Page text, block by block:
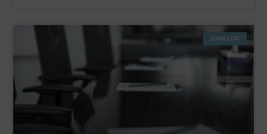
ZAKELIJK